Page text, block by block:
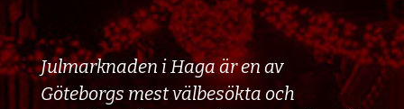
Julmarknaden i Haga är en av
Göteborgs mest välbesökta och